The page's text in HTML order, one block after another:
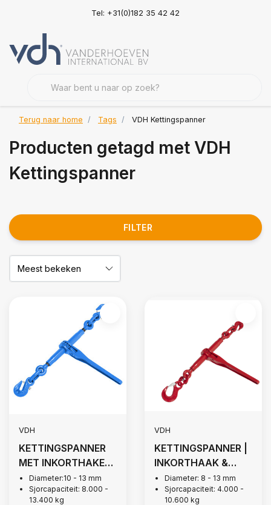
Tel: +31(0)182 35 42 42
Terug naar home Tags VDH Kettingspanner
Producten getagd met VDH
Kettingspanner
FILTER
VDH
KETTINGSPANNER
MET INKORTHAKEN,
GRADE 100
Diameter:10 - 13 mm
Sjorcapaciteit: 8.000 -
13.400 kg
VDH
KETTINGSPANNER |
INKORTHAAK &
KLEPHAAK, GRADE
80
Diameter: 8 - 13 mm
Sjorcapaciteit: 4.000 -
10.600 kg